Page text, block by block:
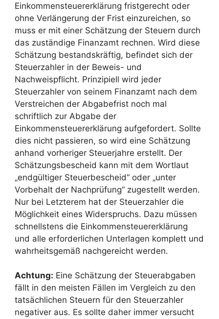
Einkommensteuererklärung fristgerecht oder
ohne Verlängerung der Frist einzureichen, so
muss er mit einer Schätzung der Steuern durch
das zuständige Finanzamt rechnen. Wird diese
Schätzung bestandskräftig, befindet sich der
Steuerzahler in der Beweis- und
Nachweispflicht. Prinzipiell wird jeder
Steuerzahler von seinem Finanzamt nach dem
Verstreichen der Abgabefrist noch mal
schriftlich zur Abgabe der
Einkommensteuererklärung aufgefordert. Sollte
dies nicht passieren, so wird eine Schätzung
anhand vorheriger Steuerjahre erstellt. Der
Schätzungsbescheid kann mit dem Wortlaut
„endgültiger Steuerbescheid“ oder „unter
Vorbehalt der Nachprüfung“ zugestellt werden.
Nur bei Letzterem hat der Steuerzahler die
Möglichkeit eines Widerspruchs. Dazu müssen
schnellstens die Einkommensteuererklärung
und alle erforderlichen Unterlagen komplett und
wahrheitsgemäß nachgereicht werden.
Achtung: Eine Schätzung der Steuerabgaben
fällt in den meisten Fällen im Vergleich zu den
tatsächlichen Steuern für den Steuerzahler
negativer aus. Es sollte daher immer versucht